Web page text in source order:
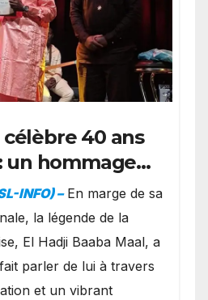
célèbre 40 ans
un hommage
à Oslo en
la famille
INFO) – ​En marge de sa
la légende de la
El Hadji Baaba Maal, a
parler de lui à travers
et un vibrant